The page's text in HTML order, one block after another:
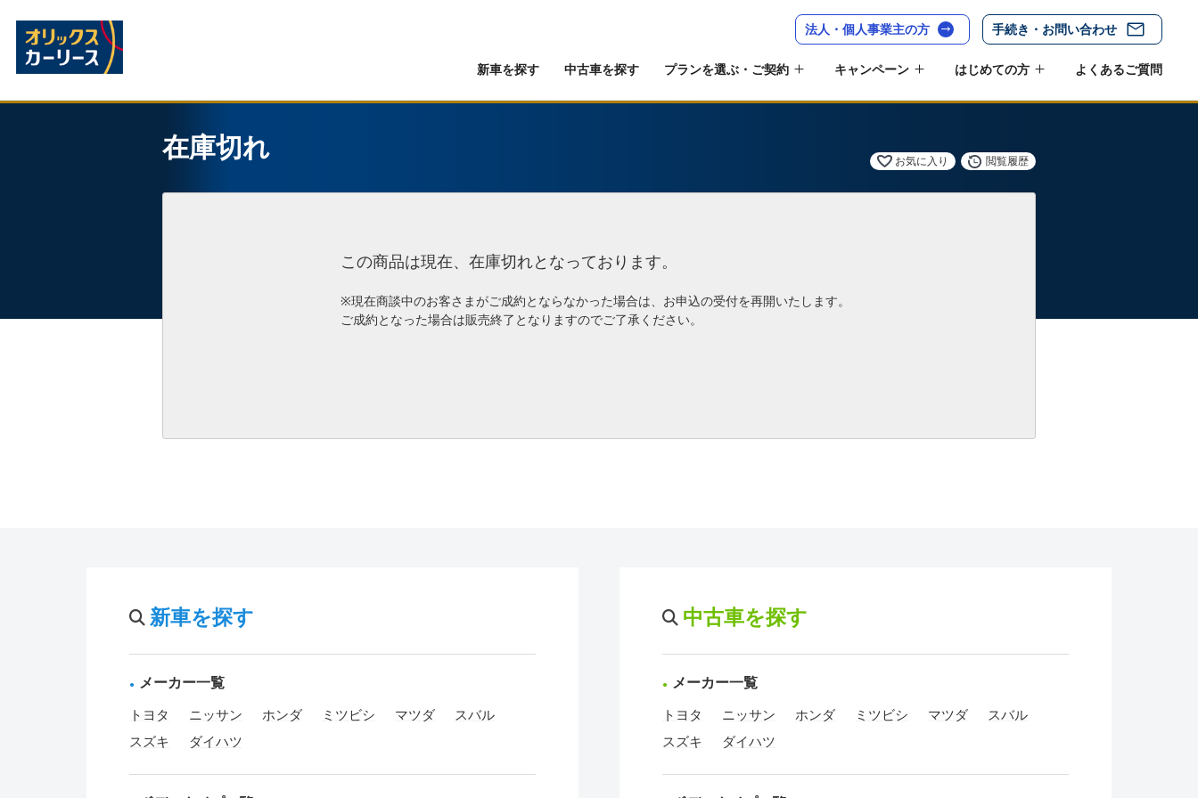
法人・個人事業主の方 手続き・お問い合わせ
新車を探す 中古車を探す プランを選ぶ・ご契約 キャンペーン はじめての方 よくあるご質問
在庫切れ お気に入り 閲覧履歴
この商品は現在、在庫切れとなっております。
※現在商談中のお客さまがご成約とならなかった場合は、お申込の受付を再開いたします。
ご成約となった場合は販売終了となりますのでご了承ください。
新車を探す
メーカー一覧
トヨタ ニッサン ホンダ ミツビシ マツダ
スバル
スズキ
ダイハツ
中古車を探す
メーカー一覧
トヨタ ニッサン ホンダ ミツビシ マツダ
スバル
スズキ
ダイハツ